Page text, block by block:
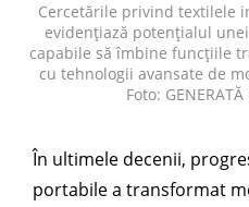
Cercetările privind textilele
evidențiază potențialul
capabile să îmbine funcțiile
cu tehnologii avansate de
Foto:
În ultimele decenii,
portabile a transformat